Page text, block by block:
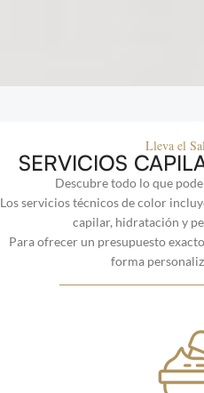
Lleva el
SERVICIOS
Descubre todo lo que
Los servicios técnicos de color
capilar, hidratación y
Para ofrecer un presupuesto
forma